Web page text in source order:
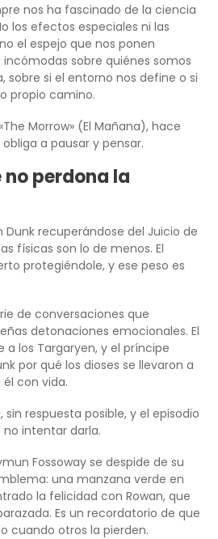
nos ha fascinado de la ciencia
los efectos especiales ni las
el espejo que nos ponen
sobre quiénes somos
sobre si el entorno nos define o si
propio camino.
Morrow» (El Mañana), hace
a pausar y pensar.
no perdona la
Dunk recuperándose del Juicio de
físicas son lo de menos. El
protegiéndole, y ese peso es
de conversaciones que
detonaciones emocionales. El
a los Targaryen, y el príncipe
por qué los dioses se llevaron a
con vida.
respuesta posible, y el episodio
intentar darla.
Fossoway se despide de su
una manzana verde en
la felicidad con Rowan, que
Es un recordatorio de que
cuando otros la pierden.